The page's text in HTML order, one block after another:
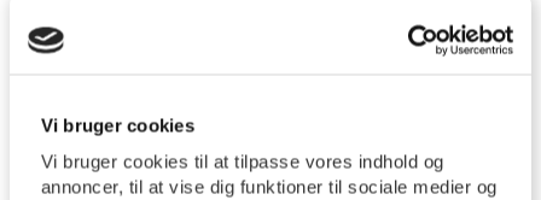
Vi bruger cookies
Vi bruger cookies til at tilpasse vores indhold og
annoncer, til at vise dig funktioner til sociale medier og
khm@km.dk
Træffes ikke mandag.